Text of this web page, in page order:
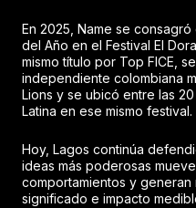
En 2025, Name se
del Año en el Festival El
mismo título por Top FICE,
independiente colombiana
Lions y se ubicó entre las
Latina en ese mismo festival.
Hoy, Lagos continúa
ideas más poderosas
comportamientos y
significado e impacto